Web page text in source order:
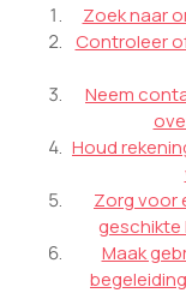
Zoek naar
Controleer
Neem
Houd
Zorg voor
geschikte
Maak